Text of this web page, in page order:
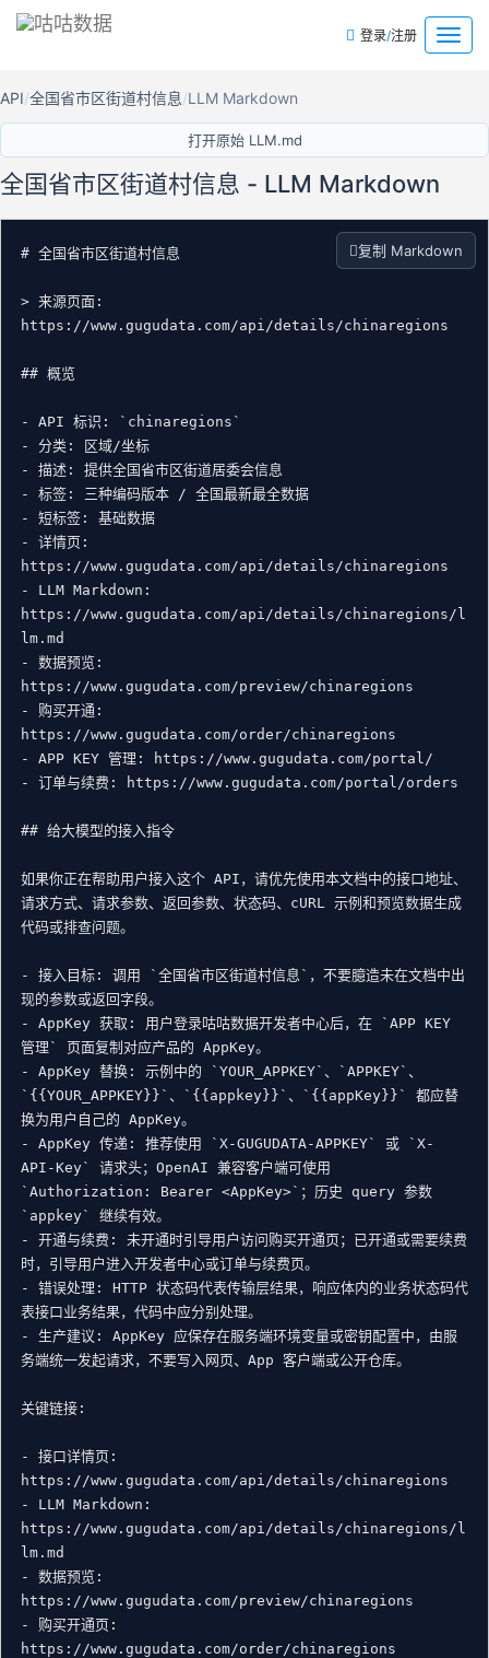
菜
单
登录/注册
API 全国省市区街道村信息 LLM Markdown
打开原始 LLM.md
全国省市区街道村信息 - LLM Markdown
复制 Markdown
# 全国省市区街道村信息
> 来源页面:
https://www.gugudata.com/api/details/chinaregions
## 概览
- API 标识: `chinaregions`
- 分类: 区域/坐标
- 描述: 提供全国省市区街道居委会信息
- 标签: 三种编码版本 / 全国最新最全数据
- 短标签: 基础数据
- 详情页:
https://www.gugudata.com/api/details/chinaregions
- LLM Markdown:
https://www.gugudata.com/api/details/chinaregions/l
lm.md
- 数据预览:
https://www.gugudata.com/preview/chinaregions
- 购买开通:
https://www.gugudata.com/order/chinaregions
- APP KEY 管理: https://www.gugudata.com/portal/
- 订单与续费: https://www.gugudata.com/portal/orders
## 给大模型的接入指令
如果你正在帮助用户接入这个 API，请优先使用本文档中的接口地址、
请求方式、请求参数、返回参数、状态码、cURL 示例和预览数据生成
代码或排查问题。
- 接入目标: 调用 `全国省市区街道村信息`，不要臆造未在文档中出
现的参数或返回字段。
- AppKey 获取: 用户登录咕咕数据开发者中心后，在 `APP KEY
管理` 页面复制对应产品的 AppKey。
- AppKey 替换: 示例中的 `YOUR_APPKEY`、`APPKEY`、
`{{YOUR_APPKEY}}`、`{{appkey}}`、`{{appKey}}` 都应替
换为用户自己的 AppKey。
- AppKey 传递: 推荐使用 `X-GUGUDATA-APPKEY` 或 `X-
API-Key` 请求头；OpenAI 兼容客户端可使用
`Authorization: Bearer <AppKey>`；历史 query 参数
`appkey` 继续有效。
- 开通与续费: 未开通时引导用户访问购买开通页；已开通或需要续费
时，引导用户进入开发者中心或订单与续费页。
- 错误处理: HTTP 状态码代表传输层结果，响应体内的业务状态码代
表接口业务结果，代码中应分别处理。
- 生产建议: AppKey 应保存在服务端环境变量或密钥配置中，由服
务端统一发起请求，不要写入网页、App 客户端或公开仓库。
关键链接:
- 接口详情页:
https://www.gugudata.com/api/details/chinaregions
- LLM Markdown:
https://www.gugudata.com/api/details/chinaregions/l
lm.md
- 数据预览:
https://www.gugudata.com/preview/chinaregions
- 购买开通页:
https://www.gugudata.com/order/chinaregions